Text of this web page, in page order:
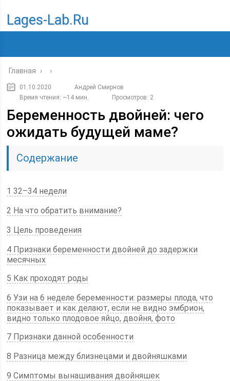
Lages-Lab.ru
Главная › ›
01.10.2020
Андрей Смирнов
Время чтения: ~14 мин.
Просмотров: 2
Беременность двойней: чего
ожидать будущей маме?
Содержание
1 32–34 недели
2 На что обратить внимание?
3 Цель проведения
4 Признаки беременности двойней до задержки
месячных
5 Как проходят роды
6 Узи на 6 неделе беременности: размеры плода, что
показывает и как делают, если не видно эмбрион,
видно только плодовое яйцо, двойня, фото
7 Признаки данной особенности
8 Разница между близнецами и двойняшками
9 Симптомы вынашивания двойняшек